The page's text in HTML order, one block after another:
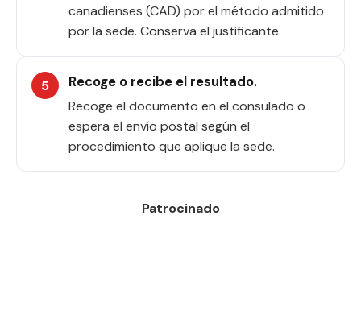
canadienses (CAD) por el método admitido
por la sede. Conserva el justificante.
Recoge o recibe el resultado.
Recoge el documento en el consulado o
espera el envío postal según el
procedimiento que aplique la sede.